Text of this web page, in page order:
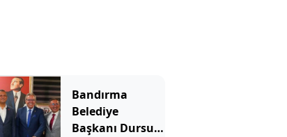
Bandırma
Belediye
Başkanı Dursun